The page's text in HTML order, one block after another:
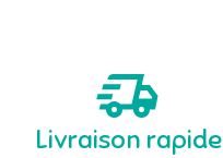
Livraison rapide